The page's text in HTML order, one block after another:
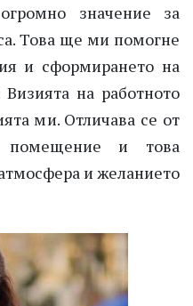
значение за
Това ще ми помогне
и сформирането на
на работното
ми. Отличава се от
помещение и това
и желанието